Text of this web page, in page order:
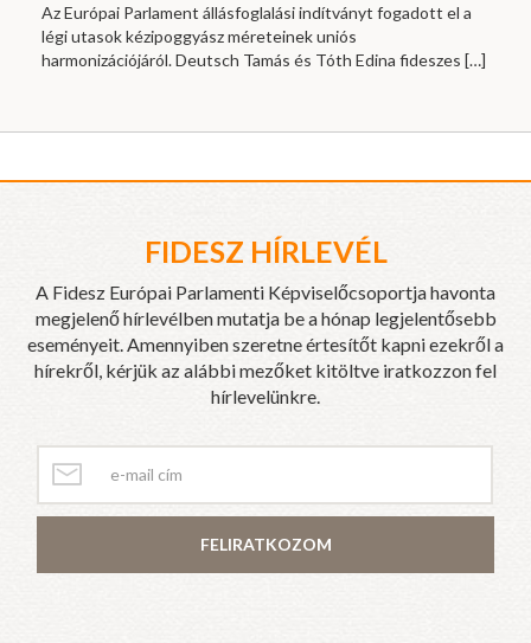
Az Európai Parlament állásfoglalási indítványt fogadott el a
légi utasok kézipoggyász méreteinek uniós
harmonizációjáról. Deutsch Tamás és Tóth Edina fideszes […]
FIDESZ HÍRLEVÉL
A Fidesz Európai Parlamenti Képviselőcsoportja havonta
megjelenő hírlevélben mutatja be a hónap legjelentősebb
eseményeit. Amennyiben szeretne értesítőt kapni ezekről a
hírekről, kérjük az alábbi mezőket kitöltve iratkozzon fel
hírlevelünkre.
FELIRATKOZOM